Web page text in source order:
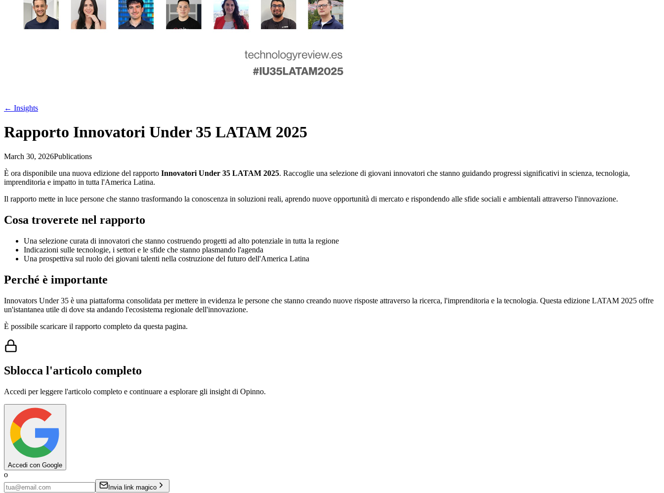
← Insights
Rapporto Innovatori Under 35 LATAM 2025
March 30, 2026Publications
È ora disponibile una nuova edizione del rapporto Innovatori Under 35 LATAM 2025. Raccoglie una selezione di giovani innovatori che stanno guidando progressi significativi in scienza, tecnologia,
imprenditoria e impatto in tutta l'America Latina.
Il rapporto mette in luce persone che stanno trasformando la conoscenza in soluzioni reali, aprendo nuove opportunità di mercato e rispondendo alle sfide sociali e ambientali attraverso l'innovazione.
Cosa troverete nel rapporto
Una selezione curata di innovatori che stanno costruendo progetti ad alto potenziale in tutta la regione
Indicazioni sulle tecnologie, i settori e le sfide che stanno plasmando l'agenda
Una prospettiva sul ruolo dei giovani talenti nella costruzione del futuro dell'America Latina
Perché è importante
Innovators Under 35 è una piattaforma consolidata per mettere in evidenza le persone che stanno creando nuove risposte attraverso la ricerca, l'imprenditoria e la tecnologia. Questa edizione LATAM 2025 offre
un'istantanea utile di dove sta andando l'ecosistema regionale dell'innovazione.
È possibile scaricare il rapporto completo da questa pagina.
Sblocca l'articolo completo
Accedi per leggere l'articolo completo e continuare a esplorare gli insight di Opinno.
Accedi con Google
o
Invia link magico